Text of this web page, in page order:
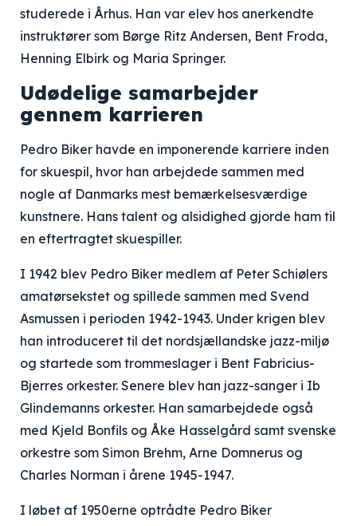
studerede i Århus. Han var elev hos anerkendte
instruktører som Børge Ritz Andersen, Bent Froda,
Henning Elbirk og Maria Springer.
Udødelige samarbejder
gennem karrieren
Pedro Biker havde en imponerende karriere inden
for skuespil, hvor han arbejdede sammen med
nogle af Danmarks mest bemærkelsesværdige
kunstnere. Hans talent og alsidighed gjorde ham til
en eftertragtet skuespiller.
I 1942 blev Pedro Biker medlem af Peter Schiølers
amatørsekstet og spillede sammen med Svend
Asmussen i perioden 1942-1943. Under krigen blev
han introduceret til det nordsjællandske jazz-miljø
og startede som trommeslager i Bent Fabricius-
Bjerres orkester. Senere blev han jazz-sanger i Ib
Glindemanns orkester. Han samarbejdede også
med Kjeld Bonfils og Åke Hasselgård samt svenske
orkestre som Simon Brehm, Arne Domnerus og
Charles Norman i årene 1945-1947.
I løbet af 1950erne optrådte Pedro Biker